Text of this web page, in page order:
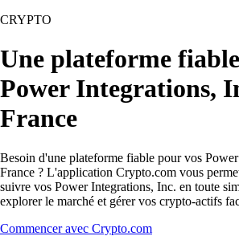
CRYPTO
Une plateforme
Power Integrations,
France
Besoin d'une plateforme fiable pour vos
France ? L'application Crypto.com vous
suivre vos Power Integrations, Inc. en toute
explorer le marché et gérer vos crypto-actifs
Commencer avec Crypto.com